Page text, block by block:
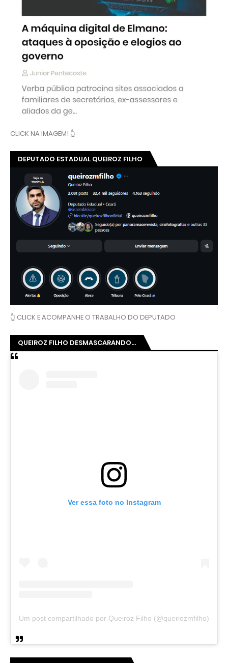
CLICK NA IMAGEM! 👆
DEPUTADO ESTADUAL QUEIROZ FILHO
👆 CLICK E ACOMPANHE O TRABALHO DO DEPUTADO
QUEIROZ FILHO DESMASCARANDO...
Ver essa foto no Instagram
Um post compartilhado por Queiroz Filho (@queirozmfilho)